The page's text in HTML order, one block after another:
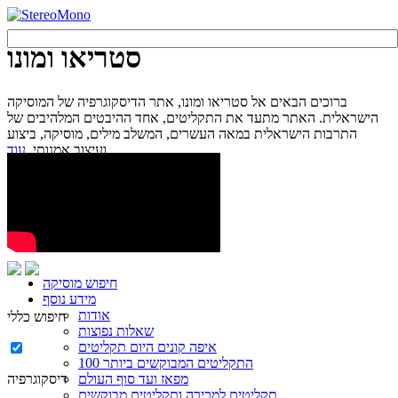
סטריאו ומונו
ברוכים הבאים אל סטריאו ומונו, אתר הדיסקוגרפיה של המוסיקה
הישראלית. האתר מתעד את התקליטים, אחד ההיבטים המלהיבים של
התרבות הישראלית במאה העשרים, המשלב מילים, מוסיקה, ביצוע
ועיצוב אמנותי.עוד...
חיפוש מוסיקה
מידע נוסף
אודות
שאלות נפוצות
איפה קונים היום תקליטים
100 התקליטים המבוקשים ביותר
מפאז ועד סוף העולם
תקליטים למכירה ותקליטים מבוקשים
חיפוש כללי
דיסקוגרפיה